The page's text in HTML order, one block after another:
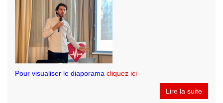
Pour visualiser le diaporama cliquez ici
Lire la suite